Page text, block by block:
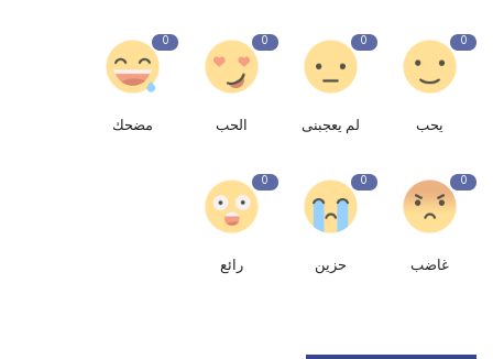
0
يحب
0
لم يعجبنى
0
الحب
0
مضحك
0
غاضب
0
حزين
0
رائع